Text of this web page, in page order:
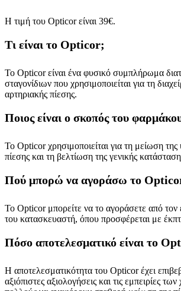
Η τιμή του Opticor είναι 39€.
Τι είναι το Opticor;
Το Opticor είναι ένα φυσικό συμπλήρωμα
σταγονίδιων που χρησιμοποιείται για τη
αρτηριακής πίεσης.
Ποιος είναι ο σκοπός του
Το Opticor χρησιμοποιείται για τη μείωση
πίεσης και τη βελτίωση της γενικής
Πού μπορώ να αγοράσω το
Το Opticor μπορείτε να το αγοράσετε από τον
του κατασκευαστή, όπου προσφέρεται με
Πόσο αποτελεσματικό είναι το
Η αποτελεσματικότητα του Opticor έχει
αξιόπιστες αξιολογήσεις και τις εμπειρίες